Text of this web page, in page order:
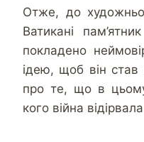
Отже, до
Ватикані
покладено
ідею, щоб він став
про те, що в
кого війна